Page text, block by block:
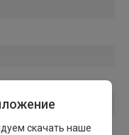
скачать наше